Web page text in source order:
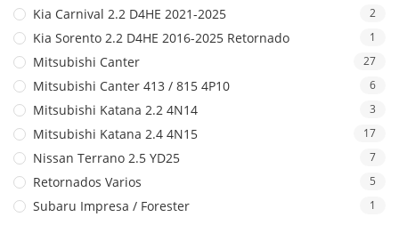
Kia Carnival 2.2 D4HE 2021-2025 2
Kia Sorento 2.2 D4HE 2016-2025 Retornado 1
Mitsubishi Canter 27
Mitsubishi Canter 413 / 815 4P10 6
Mitsubishi Katana 2.2 4N14 3
Mitsubishi Katana 2.4 4N15 17
Nissan Terrano 2.5 YD25 7
Retornados Varios 5
Subaru Impresa / Forester 1